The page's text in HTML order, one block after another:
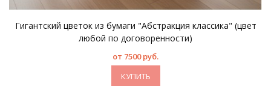
Гигантский цветок из бумаги "Абстракция классика" (цвет
любой по договоренности)
от 7500 руб.
КУПИТЬ